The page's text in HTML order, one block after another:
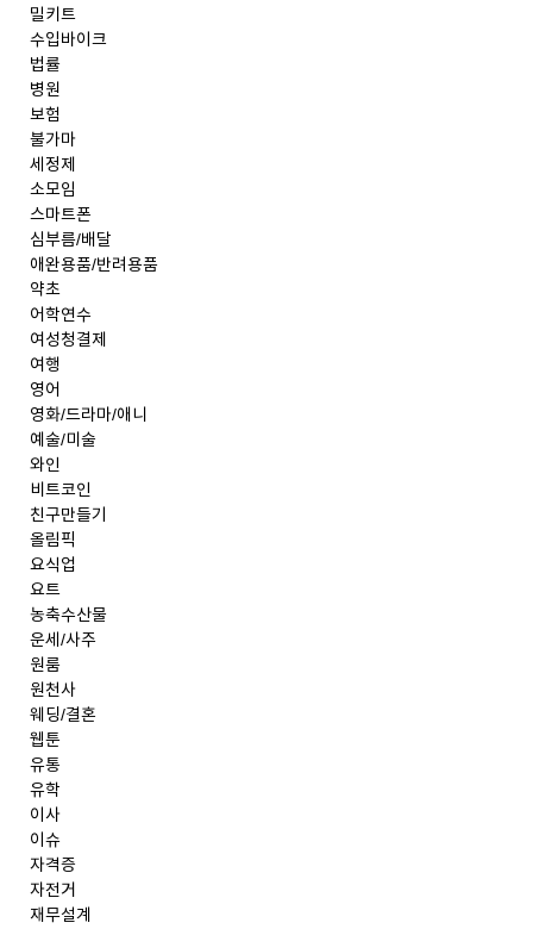
밀키트
수입바이크
법률
병원
보험
불가마
세정제
소모임
스마트폰
심부름/배달
애완용품/반려용품
약초
어학연수
여성청결제
여행
영어
영화/드라마/애니
예술/미술
와인
비트코인
친구만들기
올림픽
요식업
요트
농축수산물
운세/사주
원룸
원천사
웨딩/결혼
웹툰
유통
유학
이사
이슈
자격증
자전거
재무설계